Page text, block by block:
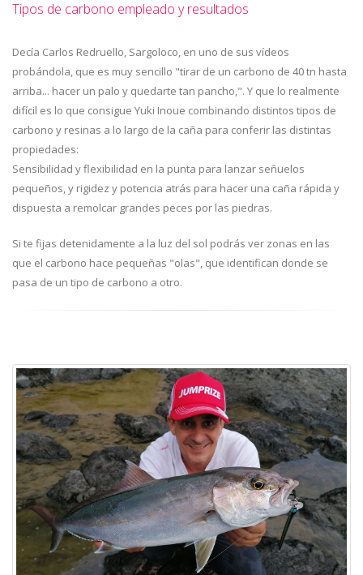
Tipos de carbono empleado y resultados
Decía Carlos Redruello, Sargoloco, en uno de sus vídeos
probándola, que es muy sencillo "tirar de un carbono de 40 tn hasta
arriba... hacer un palo y quedarte tan pancho,". Y que lo realmente
difícil es lo que consigue Yuki Inoue combinando distintos tipos de
carbono y resinas a lo largo de la caña para conferir las distintas
propiedades:
Sensibilidad y flexibilidad en la punta para lanzar señuelos
pequeños, y rigidez y potencia atrás para hacer una caña rápida y
dispuesta a remolcar grandes peces por las piedras.
Si te fijas detenidamente a la luz del sol podrás ver zonas en las
que el carbono hace pequeñas "olas", que identifican donde se
pasa de un tipo de carbono a otro.